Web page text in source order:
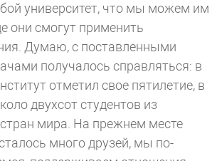
университет, что мы можем им
они смогут применить
Думаю, с поставленными
получалось справляться: в
отметил свое пятилетие, в
двухсот студентов из
мира. На прежнем месте
много друзей, мы по-